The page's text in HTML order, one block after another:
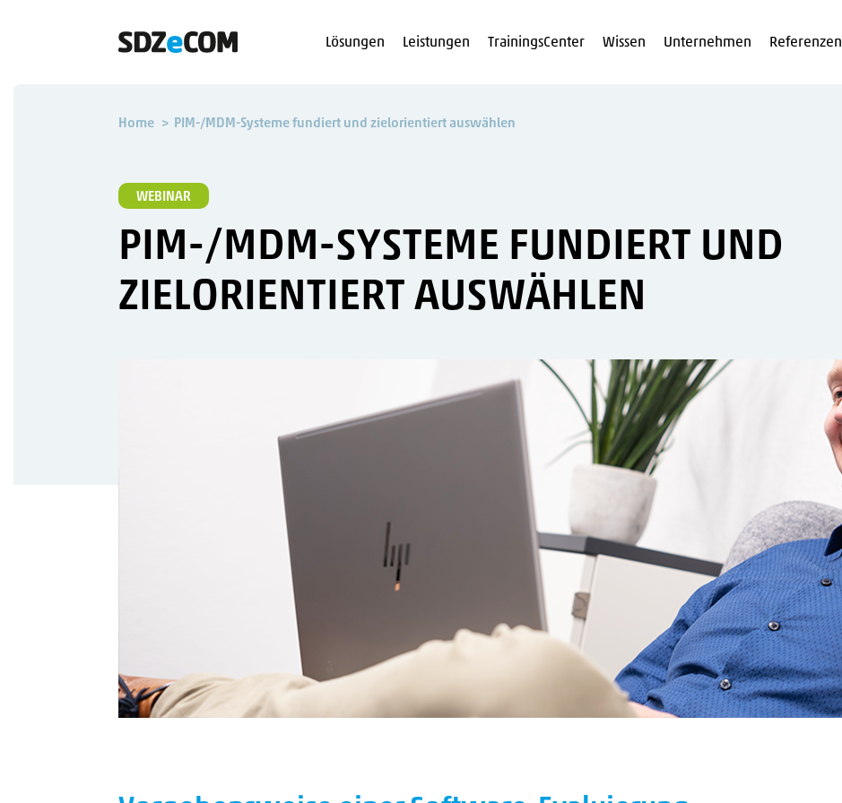
Lösungen Leistungen TrainingsCenter Wissen Unternehmen Referenzen
Home PIM-/MDM-Systeme fundiert und zielorientiert auswählen
WEBINAR
PIM-/MDM-SYSTEME FUNDIERT UND
ZIELORIENTIERT AUSWÄHLEN